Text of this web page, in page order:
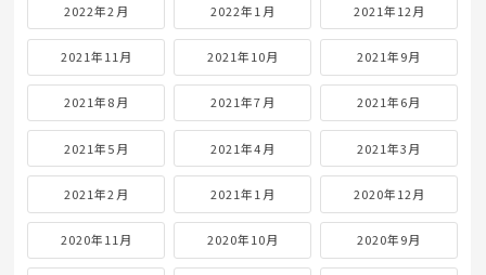
2022年2月 2022年1月 2021年12月
2021年11月 2021年10月 2021年9月
2021年8月 2021年7月 2021年6月
2021年5月 2021年4月 2021年3月
2021年2月 2021年1月 2020年12月
2020年11月 2020年10月 2020年9月